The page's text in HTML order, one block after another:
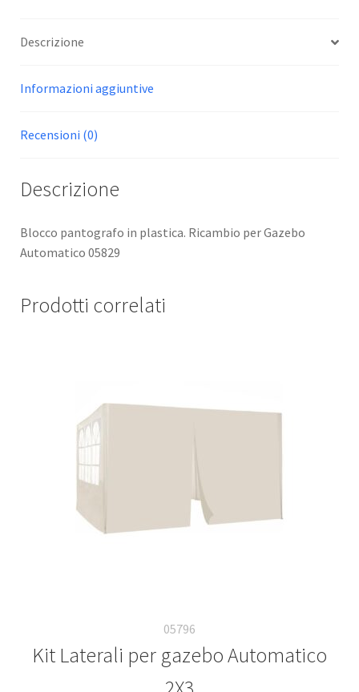
Descrizione
Informazioni aggiuntive
Recensioni (0)
Descrizione
Blocco pantografo in plastica. Ricambio per Gazebo
Automatico 05829
Prodotti correlati
05796
Kit Laterali per gazebo Automatico